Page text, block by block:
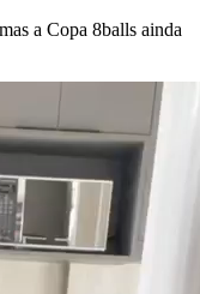
a Copa 8balls ainda